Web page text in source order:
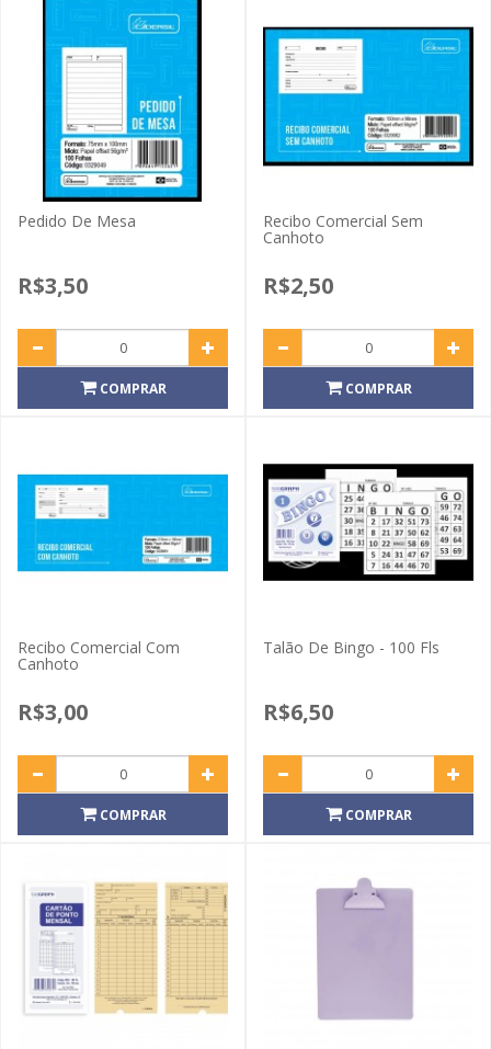
Pedido De Mesa
R$3,50
COMPRAR
Recibo Comercial Sem
Canhoto
R$2,50
COMPRAR
Recibo Comercial Com
Canhoto
R$3,00
COMPRAR
Talão De Bingo - 100 Fls
R$6,50
COMPRAR